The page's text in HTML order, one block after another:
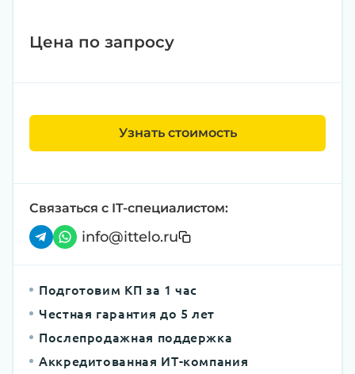
Цена по запросу
Узнать стоимость
Связаться с IT-специалистом:
info@ittelo.ru
Подготовим КП за 1 час
Честная гарантия до 5 лет
Послепродажная поддержка
Аккредитованная ИТ-компания